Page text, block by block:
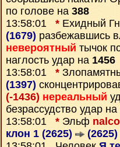
по голове на 388
13:58:01 * Ехидный
(1679) разбежавшись
невероятный тычок
наглость удар на 1456
13:58:01 *
(1397)
(-1436) нереальный
безрассудство удар на
13:58:01 * Эльф nalco
клон 1 (2625)
(2625)